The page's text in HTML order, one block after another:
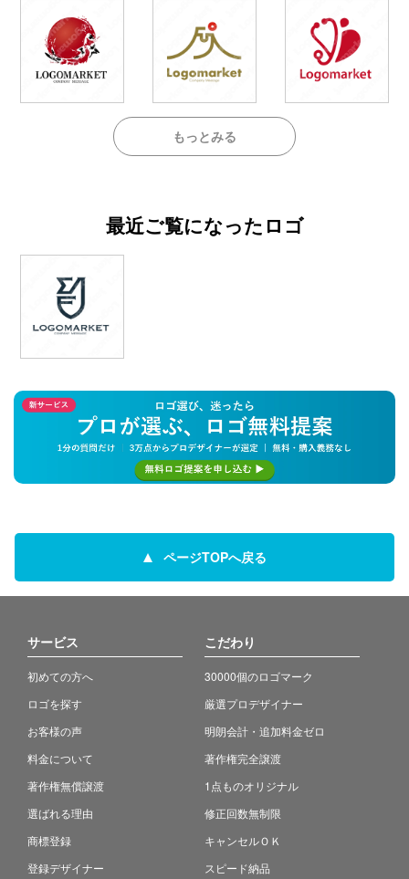
もっとみる
最近ご覧になったロゴ
ページTOPへ戻る
サービス
初めての方へ
ロゴを探す
お客様の声
料金について
著作権無償譲渡
選ばれる理由
商標登録
登録デザイナー
こだわり
30000個のロゴマーク
厳選プロデザイナー
明朗会計・追加料金ゼロ
著作権完全譲渡
1点ものオリジナル
修正回数無制限
キャンセルＯＫ
スピード納品